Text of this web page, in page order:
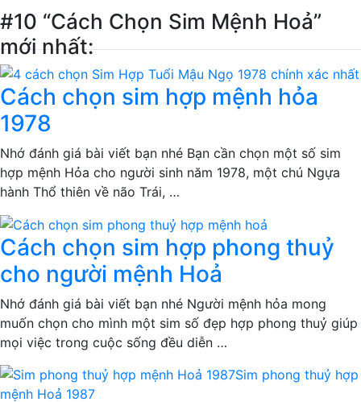
#10 “Cách Chọn Sim Mệnh Hoả”
mới nhất:
Cách chọn sim hợp mệnh hỏa
1978
Nhớ đánh giá bài viết bạn nhé Bạn cần chọn một số sim
hợp mệnh Hỏa cho người sinh năm 1978, một chú Ngựa
hành Thổ thiên về não Trái, …
Cách chọn sim hợp phong thuỷ
cho người mệnh Hoả
Nhớ đánh giá bài viết bạn nhé Người mệnh hỏa mong
muốn chọn cho mình một sim số đẹp hợp phong thuỷ giúp
mọi việc trong cuộc sống đều diễn …